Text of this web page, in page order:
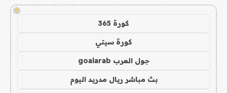
!
كورة 365
كورة سيتي
جول العرب goalarab
بث مباشر ريال مدريد اليوم